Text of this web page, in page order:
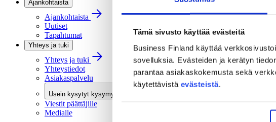
Tämä sivusto käyttää evästeitä
Business Finland käyttää
sovelluksia. Evästeiden ja kerätyn
parantaa asiakaskokemusta sekä
käytettävistä evästeistä.
Ajankohtaista
Ajankohtaista
Uutiset
Tapahtumat
Yhteys ja tuki
Yhteys ja tuki
Yhteystiedot
Asiakaspalvelu
Usein kysytyt kysymykset
Viestit päättäjille
Medialle